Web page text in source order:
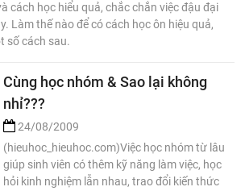
cách học hiểu quả, chắc chắn việc đậu đại
Làm thế nào để có cách học ôn hiệu quả,
số cách sau.
Cùng học nhóm & Sao lại không
nhỉ???
24/08/2009
(hieuhoc_hieuhoc.com)Việc học nhóm từ lâu
giúp sinh viên có thêm kỹ năng làm việc, học
hỏi kinh nghiệm lẫn nhau, trao đổi kiến thức